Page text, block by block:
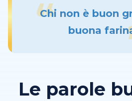
Chi non è buon
buona
Le parole